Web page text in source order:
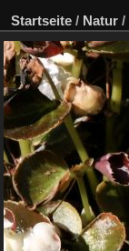
Startseite / Natur /